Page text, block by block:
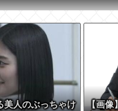
美人のぶっちゃけ
【画像